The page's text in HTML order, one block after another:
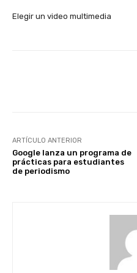
Elegir un video multimedia
ARTÍCULO ANTERIOR
Google lanza un programa de
prácticas para estudiantes
de periodismo